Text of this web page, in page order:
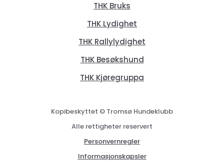
THK Bruks
THK Lydighet
THK Rallylydighet
THK Besøkshund
THK Kjøregruppa
Kopibeskyttet © Tromsø Hundeklubb
Alle rettigheter reservert
Personvernregler
Informasjonskapsler